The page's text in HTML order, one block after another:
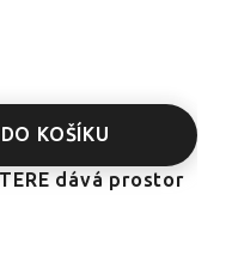
KOŠÍKU
dává prostor